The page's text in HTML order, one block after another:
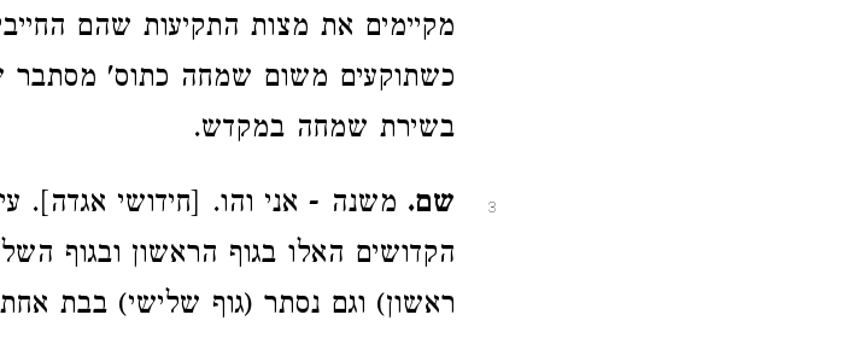
מקיימים את מצות התקיעות שהם
כשתוקעים משום שמחה כתוס' מסתבר
בשירת שמחה במקדש.
3 שם. משנה - אני והו. [חידושי אגדה].
הקדושים האלו בגוף הראשון ובגוף
ראשון) וגם נסתר (גוף שלישי) בבת